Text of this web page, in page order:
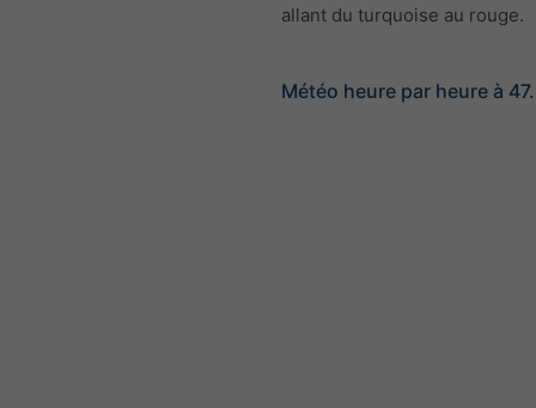
allant du turquoise au rouge.
Météo heure par heure à